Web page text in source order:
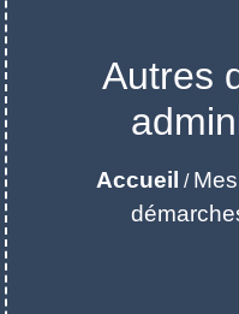
Autres
Accueil /